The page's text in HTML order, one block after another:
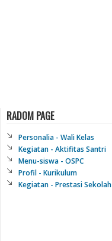
RADOM PAGE
Personalia - Wali Kelas
Kegiatan - Aktifitas Santri
Menu-siswa - OSPC
Profil - Kurikulum
Kegiatan - Prestasi Sekolah